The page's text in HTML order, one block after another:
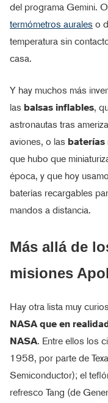
del programa Gemini.
termómetros aurales o
temperatura sin
casa.
Y hay muchos más
las balsas inflables,
astronautas tras
aviones, o las baterías
que hubo que
época, y que hoy
baterías recargables
mandos a distancia.
Más allá de
misiones
Hay otra lista muy
NASA que en
NASA. Entre ellos los
1958, por parte de
Semiconductor); el
refresco Tang (de